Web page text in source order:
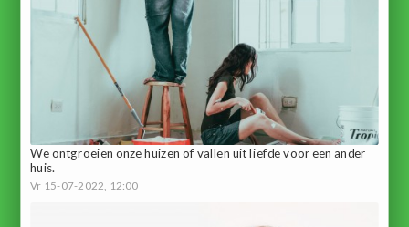
We ontgroeien onze huizen of vallen uit liefde voor een ander
huis.
Vr 15-07-2022, 12:00